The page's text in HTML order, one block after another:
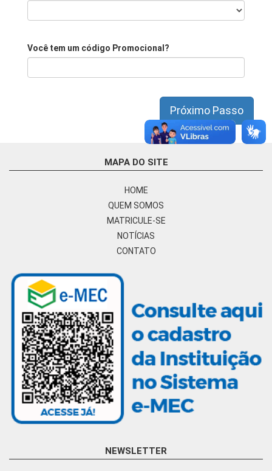
Você tem um código Promocional?
Próximo Passo
MAPA DO SITE
HOME
QUEM SOMOS
MATRICULE-SE
NOTÍCIAS
CONTATO
NEWSLETTER